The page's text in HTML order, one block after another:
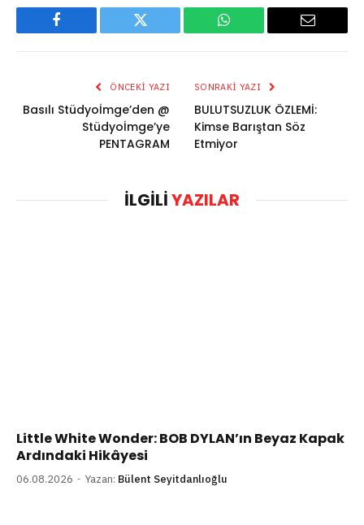
Facebook Twitter WhatsApp Email
ÖNCEKI YAZI
Basılı Stüdyoİmge’den @
Stüdyoİmge’ye
PENTAGRAM
SONRAKI YAZI
BULUTSUZLUK ÖZLEMİ:
Kimse Barıştan Söz
Etmiyor
İLGILIYAZILAR
Little White Wonder: BOB DYLAN’ın Beyaz Kapak
Ardındaki Hikâyesi
06.08.2026 Yazan: Bülent Seyitdanlıoğlu